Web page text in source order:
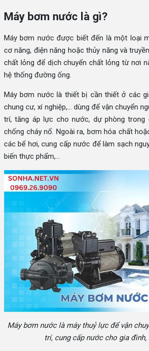
Máy bơm nước là gì?
Máy bơm nước được biết đến là một loại
cơ năng, điện năng hoặc thủy năng và
chất lỏng để dịch chuyển chất lỏng từ nơi
hệ thống đường ống.
Máy bơm nước là thiết bị cần thiết ở các
chung cư, xí nghiệp,... dùng để vận chuyển
trí, tăng áp lực cho nước, dự phòng trong
chống cháy nổ. Ngoài ra, bơm hóa chất
các bể hơi, cung cấp nước để làm sạch
biến thực phẩm,...
Máy bơm nước là máy thuỷ lực để vận
trí, cung cấp nước cho gia đình,